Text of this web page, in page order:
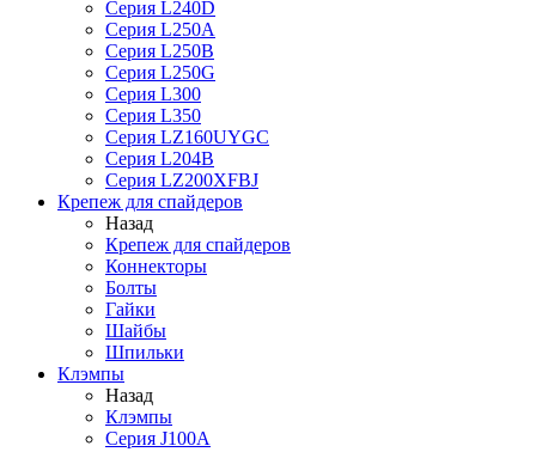
Серия L240D
Серия L250A
Серия L250B
Серия L250G
Серия L300
Серия L350
Серия LZ160UYGC
Серия L204B
Серия LZ200XFBJ
Крепеж для спайдеров
Назад
Крепеж для спайдеров
Коннекторы
Болты
Гайки
Шайбы
Шпильки
Клэмпы
Назад
Клэмпы
Серия J100A